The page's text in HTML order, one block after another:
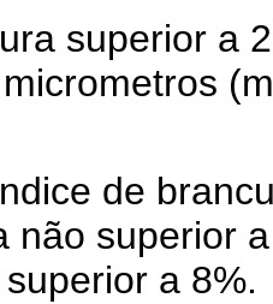
superior a
de
não superior
a 8%.